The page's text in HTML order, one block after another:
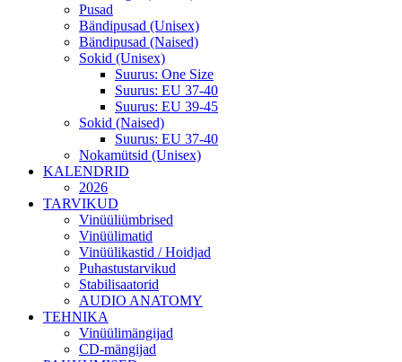
Pusad
Bändipusad (Unisex)
Bändipusad (Naised)
Sokid (Unisex)
Suurus: One Size
Suurus: EU 37-40
Suurus: EU 39-45
Sokid (Naised)
Suurus: EU 37-40
Nokamütsid (Unisex)
KALENDRID
2026
TARVIKUD
Vinüüliümbrised
Vinüülimatid
Vinüülikastid / Hoidjad
Puhastustarvikud
Stabilisaatorid
AUDIO ANATOMY
TEHNIKA
Vinüülimängijad
CD-mängijad